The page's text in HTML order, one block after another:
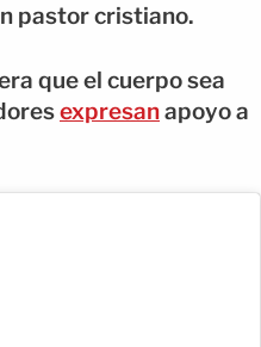
pastor cristiano.
que el cuerpo sea
expresanapoyo a